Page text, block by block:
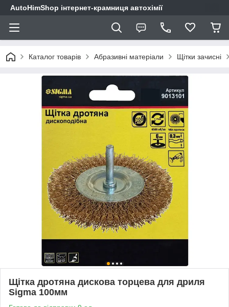
AutoHimShop інтернет-крамниця автохімії
Каталог товарів Абразивні матеріали Щітки зачисні
Щітка дротяна дискова торцева для дриля
Sigma 100мм